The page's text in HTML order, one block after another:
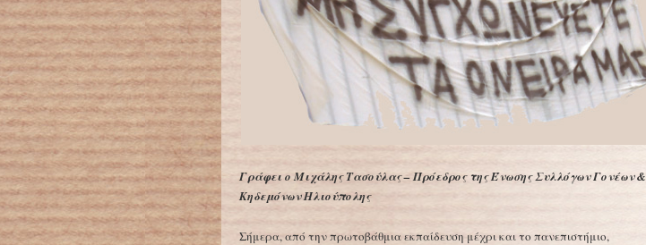
Γράφει ο Μιχάλης Τασούλας – Πρόεδρος της Ένωσης Συλλόγων Γονέων &
Κηδεμόνων Ηλιούπολης
Σήμερα, από την πρωτοβάθμια εκπαίδευση μέχρι και το πανεπιστήμιο,